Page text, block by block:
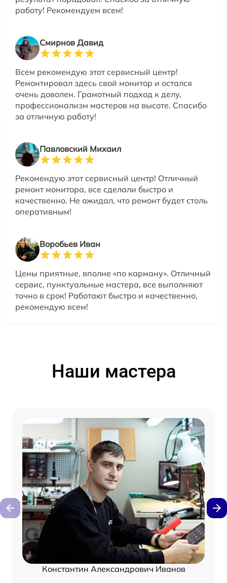
работу! Рекомендуем всем!
Смирнов Давид
Всем рекомендую этот сервисный центр!
Ремонтировал здесь свой монитор и остался
очень доволен. Грамотный подход к делу,
профессионализм мастеров на высоте. Спасибо
за отличную работу!
Павловский Михаил
Рекомендую этот сервисный центр! Отличный
ремонт монитора, все сделали быстро и
качественно. Не ожидал, что ремонт будет столь
оперативным!
Воробьев Иван
Цены приятные, вполне «по карману». Отличный
сервис, пунктуальные мастера, все выполняют
точно в срок! Работают быстро и качественно,
рекомендую всем!
Наши мастера
Константин Александрович Иванов